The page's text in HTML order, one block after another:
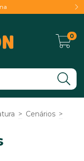
0
> Cenários >